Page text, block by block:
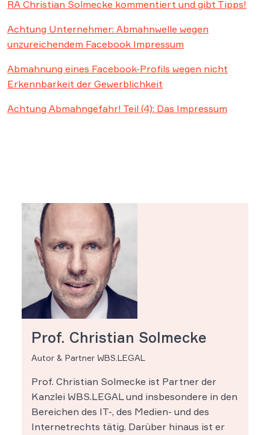
RA Christian Solmecke kommentiert und gibt Tipps!
Achtung Unternehmer: Abmahnwelle wegen
unzureichendem Facebook Impressum
Abmahnung eines Facebook-Profils wegen nicht
Erkennbarkeit der Gewerblichkeit
Achtung Abmahngefahr! Teil (4): Das Impressum
Prof. Christian Solmecke
Autor & Partner WBS.LEGAL
Prof. Christian Solmecke ist Partner der
Kanzlei WBS.LEGAL und insbesondere in den
Bereichen des IT-, des Medien- und des
Internetrechts tätig. Darüber hinaus ist er